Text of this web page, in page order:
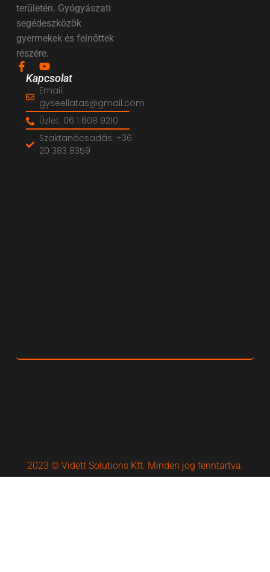
területén. Gyógyászati
segédeszközök
gyermekek és felnőttek
részére.
Kapcsolat
Email:
gyseellatas@gmail.com
Üzlet: 06 1 608 9210
Szaktanácsadás: +36
20 383 8359
2023 © Vidett Solutions Kft. Minden jog fenntartva.